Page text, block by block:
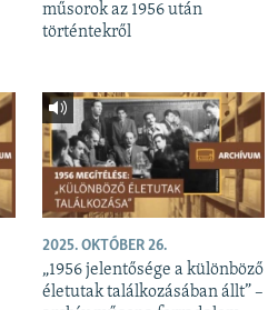
műsorok az 1956 után
történtekről
2025. OKTÓBER 26.
„1956 jelentősége a különböző
életutak találkozásában állt” –